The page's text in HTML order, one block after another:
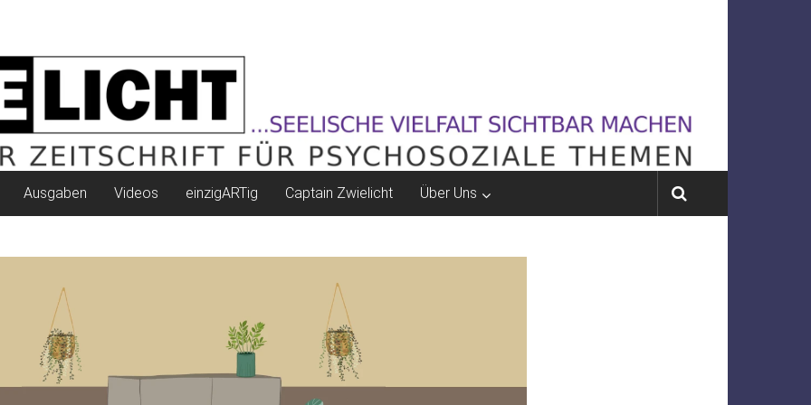
Ausgaben Videos einzigARTig Captain Zwielicht Über Uns